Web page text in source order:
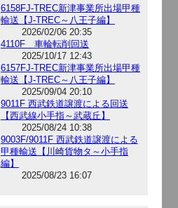
6158FJ-TREC新津事業所出場甲種
輸送【J-TREC～八王子編】
2026/02/06 20:35
4110F 車輪転削回送
2025/10/17 12:43
6157FJ-TREC新津事業所出場甲種
輸送【J-TREC～八王子編】
2025/09/04 20:10
9011F 西武鉄道譲渡による回送
【西武線小手指～武蔵丘】
2025/08/24 10:38
9003F/9011F 西武鉄道譲渡による
甲種輸送【川崎貨物タ～小手指
編】
2025/08/23 16:07